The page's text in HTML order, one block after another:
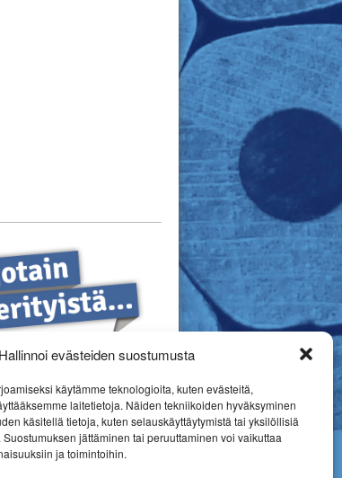
Hallinnoi evästeiden suostumusta
käytämme teknologioita, kuten evästeitä,
laitetietoja. Näiden tekniikoiden hyväksyminen
käsitellä tietoja, kuten selauskäyttäytymistä tai yksilöllisiä
jättäminen tai peruuttaminen voi vaikuttaa
ja toimintoihin.